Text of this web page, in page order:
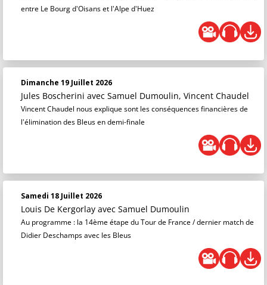
entre Le Bourg d'Oisans et l'Alpe d'Huez
Dimanche 19 Juillet 2026
Jules Boscherini avec Samuel Dumoulin, Vincent Chaudel
Vincent Chaudel nous explique sont les conséquences financières de
l'élimination des Bleus en demi-finale
Samedi 18 Juillet 2026
Louis De Kergorlay avec Samuel Dumoulin
Au programme : la 14ème étape du Tour de France / dernier match de
Didier Deschamps avec les Bleus